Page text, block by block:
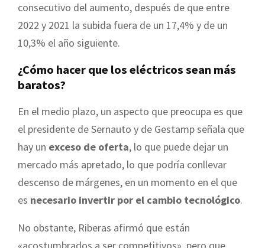
consecutivo del aumento, después de que entre
2022 y 2021 la subida fuera de un 17,4% y de un
10,3% el año siguiente.
¿Cómo hacer que los eléctricos sean más
baratos?
En el medio plazo, un aspecto que preocupa es que
el presidente de Sernauto y de Gestamp señala que
hay un exceso de oferta, lo que puede dejar un
mercado más apretado, lo que podría conllevar
descenso de márgenes, en un momento en el que
es necesario invertir por el cambio tecnológico.
No obstante, Riberas afirmó que están